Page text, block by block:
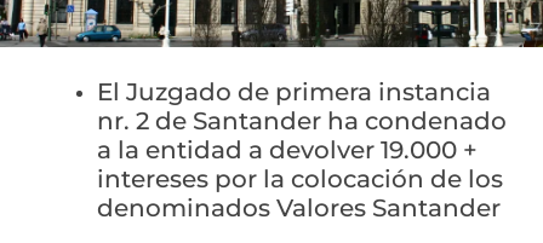
El Juzgado de primera instancia
nr. 2 de Santander ha condenado
a la entidad a devolver 19.000 +
intereses por la colocación de los
denominados Valores Santander